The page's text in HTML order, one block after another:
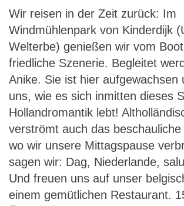
Wir reisen in der Zeit zurück: Im
Windmühlenpark von Kinderdijk
Welterbe) genießen wir vom
friedliche Szenerie. Begleitet
Anike. Sie ist hier aufgewachsen
uns, wie es sich inmitten dieses
Hollandromantik lebt!
verströmt auch das beschauliche
wo wir unsere Mittagspause
sagen wir: Dag, Niederlande,
Und freuen uns auf unser
einem gemütlichen Restaurant.